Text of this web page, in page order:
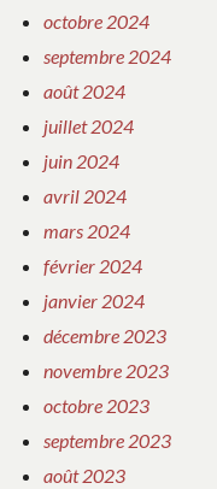
octobre 2024
septembre 2024
août 2024
juillet 2024
juin 2024
avril 2024
mars 2024
février 2024
janvier 2024
décembre 2023
novembre 2023
octobre 2023
septembre 2023
août 2023